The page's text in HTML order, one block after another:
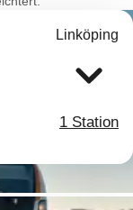
Linköping
1 Station